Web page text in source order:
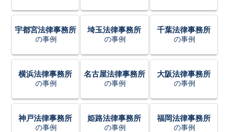
宇都宮法律事務所
の事例
埼玉法律事務所
の事例
千葉法律事務所
の事例
横浜法律事務所
の事例
名古屋法律事務所
の事例
大阪法律事務所
の事例
神戸法律事務所
の事例
姫路法律事務所
の事例
福岡法律事務所
の事例